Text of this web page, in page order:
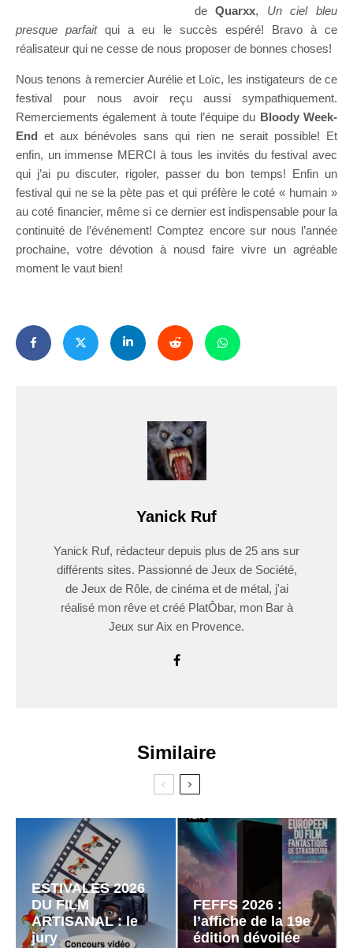
deQuarxx, Un ciel bleu
presque parfaitqui a eu le succès espéré! Bravo à ce
réalisateur qui ne cesse de nous proposer de bonnes choses!
Nous tenons à remercier Aurélie et Loïc, les instigateurs de ce
festival pour nous avoir reçu aussi sympathiquement.
Remerciements également à toute l’équipe du Bloody Week-
End et aux bénévoles sans qui rien ne serait possible! Et
enfin, un immense MERCI à tous les invités du festival avec
qui j’ai pu discuter, rigoler, passer du bon temps! Enfin un
festival qui ne se la pète pas et qui préfère le coté « humain »
au coté financier, même si ce dernier est indispensable pour la
continuité de l’événement! Comptez encore sur nous l’année
prochaine, votre dévotion à nousd faire vivre un agréable
moment le vaut bien!
Yanick Ruf
Yanick Ruf, rédacteur depuis plus de 25 ans sur
différents sites. Passionné de Jeux de Société,
de Jeux de Rôle, de cinéma et de métal, j'ai
réalisé mon rêve et créé PlatÔbar, mon Bar à
Jeux sur Aix en Provence.
Similaire
ESTIVALES 2026
DU FILM
ARTISANAL : le
jury
FEFFS 2026 :
l’affiche de la 19e
édition dévoilée